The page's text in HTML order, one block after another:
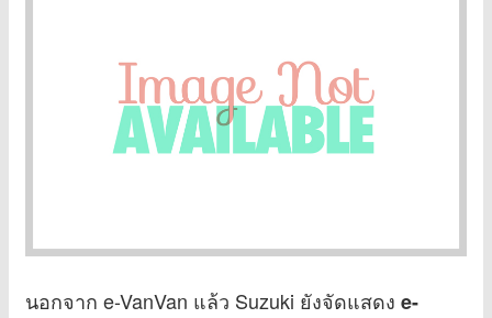
นอกจาก e-VanVan แล้ว Suzuki ยังจัดแสดง e-